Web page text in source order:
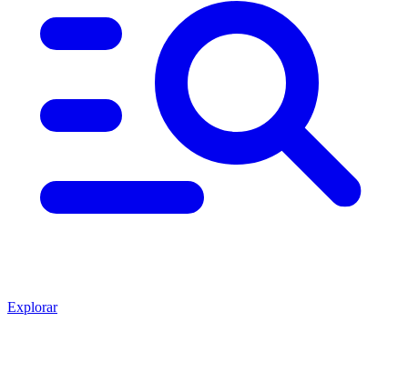
Explorar